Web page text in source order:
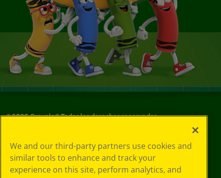
©2026Crayola® Todos los derechos reservados.
de privacidad
Política de
privacidad
We and our third-party partners use cookies and
similar tools to enhance and track your
experience on this site, perform analytics, and